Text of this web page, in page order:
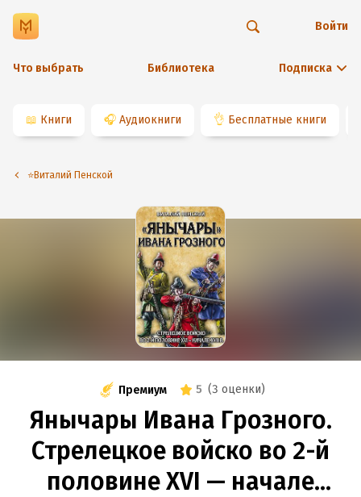
Что выбрать Библиотека Подписка
Войти
📖 Книги 🎧 Аудиокниги 👌 Бесплатные книги
⭐️Виталий Пенской
Премиум 5 (3 оценки)
Янычары Ивана Грозного.
Стрелецкое войско во 2-й
половине XVI — начале